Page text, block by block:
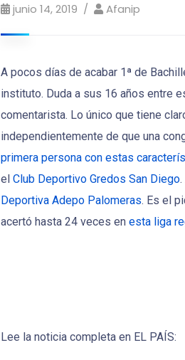
junio 14, 2019 Afanip
A pocos días de acabar 1ª de
instituto. Duda a sus 16 años entre
comentarista. Lo único que tiene
independientemente de que una
primera persona con estas
el Club Deportivo Gredos San Diego
Deportiva Adepo Palomeras. Es el
acertó hasta 24 veces en esta liga
Lee la noticia completa en EL PAÍS: